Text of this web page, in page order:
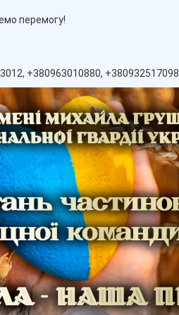
перемогу!
+380963010880, +380932517098